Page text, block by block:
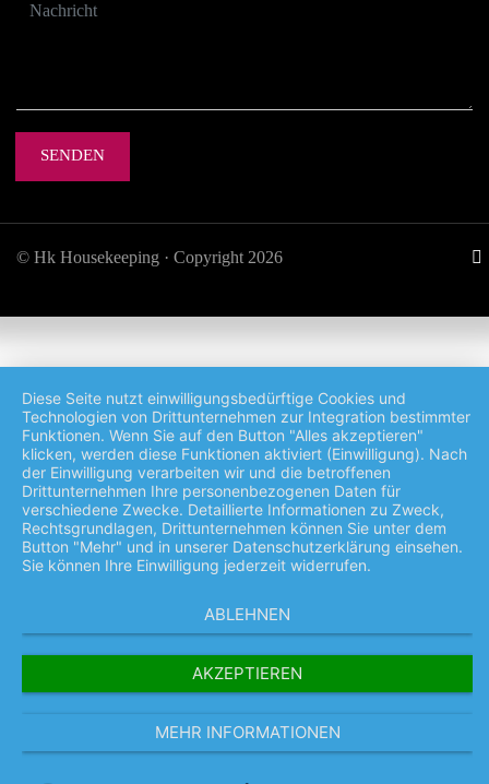
SENDEN
© Hk Housekeeping · Copyright 2026
Diese Seite nutzt einwilligungsbedürftige Cookies und
Technologien von Drittunternehmen zur Integration bestimmter
Funktionen. Wenn Sie auf den Button "Alles akzeptieren"
klicken, werden diese Funktionen aktiviert (Einwilligung). Nach
der Einwilligung verarbeiten wir und die betroffenen
Drittunternehmen Ihre personenbezogenen Daten für
verschiedene Zwecke. Detaillierte Informationen zu Zweck,
Rechtsgrundlagen, Drittunternehmen können Sie unter dem
Button "Mehr" und in unserer Datenschutzerklärung einsehen.
Sie können Ihre Einwilligung jederzeit widerrufen.
ABLEHNEN
AKZEPTIEREN
MEHR INFORMATIONEN